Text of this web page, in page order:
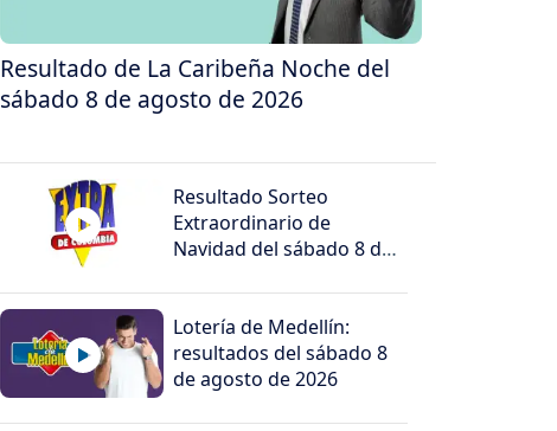
Resultado de La Caribeña Noche del
sábado 8 de agosto de 2026
Resultado Sorteo
Extraordinario de
Navidad del sábado 8 de
Lotería de Medellín:
resultados del sábado 8
de agosto de 2026